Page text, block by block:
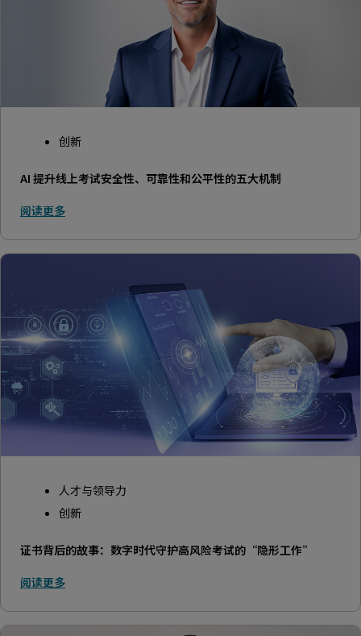
创新
AI 提升线上考试安全性、可靠性和公平性的五大机制
阅读更多
人才与领导力
创新
证书背后的故事：数字时代守护高风险考试的“隐形工作”
阅读更多